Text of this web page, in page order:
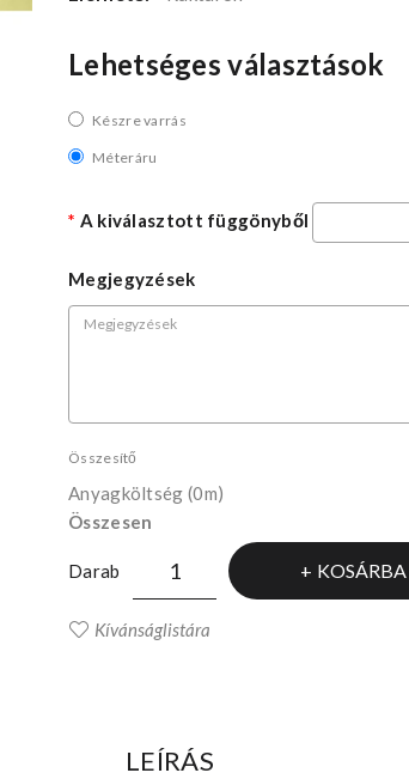
Lehetséges választások
Készre varrás
Méteráru
A kiválasztott függönyből
Megjegyzések
Összesítő
Anyagköltség (0m)
Összesen
Darab
Kívánságlistára
LEÍRÁS